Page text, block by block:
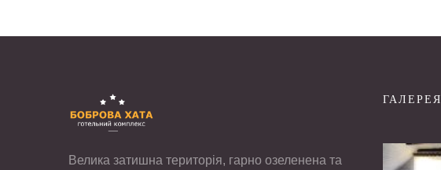
Велика затишна територія, гарно озеленена та
ГАЛЕРЕЯ